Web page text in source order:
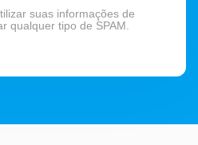
suas informações de
qualquer tipo de SPAM.